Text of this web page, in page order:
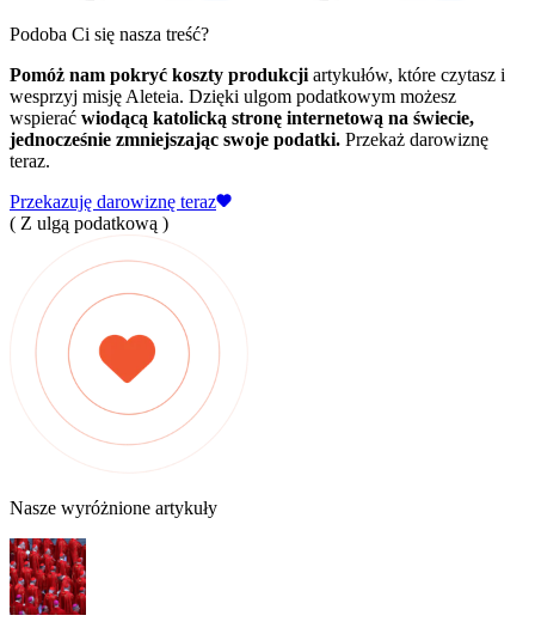
Podoba Ci się nasza treść?
Pomóż nam pokryć koszty produkcji artykułów, które czytasz i
wesprzyj misję Aleteia. Dzięki ulgom podatkowym możesz
wspierać wiodącą katolicką stronę internetową na świecie,
jednocześnie zmniejszając swoje podatki. Przekaż darowiznę
teraz.
Przekazuję darowiznę teraz
( Z ulgą podatkową )
Nasze wyróżnione artykuły